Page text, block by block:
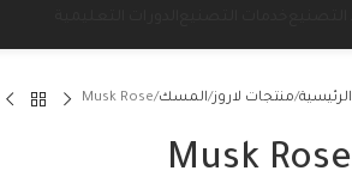
الرئيسية منتجات لاروز المسك Musk Rose
Musk Rose